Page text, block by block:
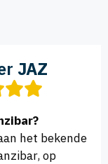
JAZ
het bekende
op